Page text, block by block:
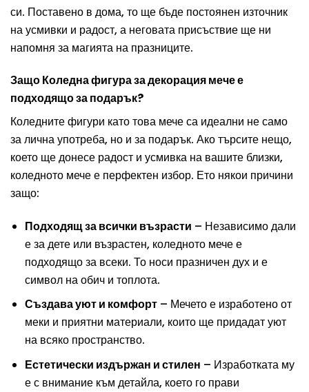
си. Поставено в дома, то ще бъде постоянен източник
на усмивки и радост, а неговата присъствие ще ни
напомня за магията на празниците.
Защо Коледна фигура за декорация мече е
подходящо за подарък?
Коледните фигури като това мече са идеални не само
за лична употреба, но и за подарък. Ако търсите нещо,
което ще донесе радост и усмивка на вашите близки,
коледното мече е перфектен избор. Ето някои причини
защо:
Подходящ за всички възрасти – Независимо дали
е за дете или възрастен, коледното мече е
подходящо за всеки. То носи празничен дух и е
символ на обич и топлота.
Създава уют и комфорт – Мечето е изработено от
меки и приятни материали, които ще придадат уют
на всяко пространство.
Естетически издържан и стилен – Изработката му
е с внимание към детайла, което го прави